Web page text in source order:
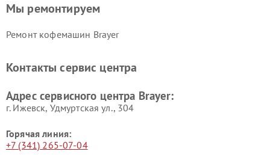
Мы ремонтируем
Ремонт кофемашин Brayer
Контакты сервис центра
Адрес сервисного центра Brayer:
г. Ижевск, Удмуртская ул., 304
Горячая линия:
+7 (341) 265-07-04